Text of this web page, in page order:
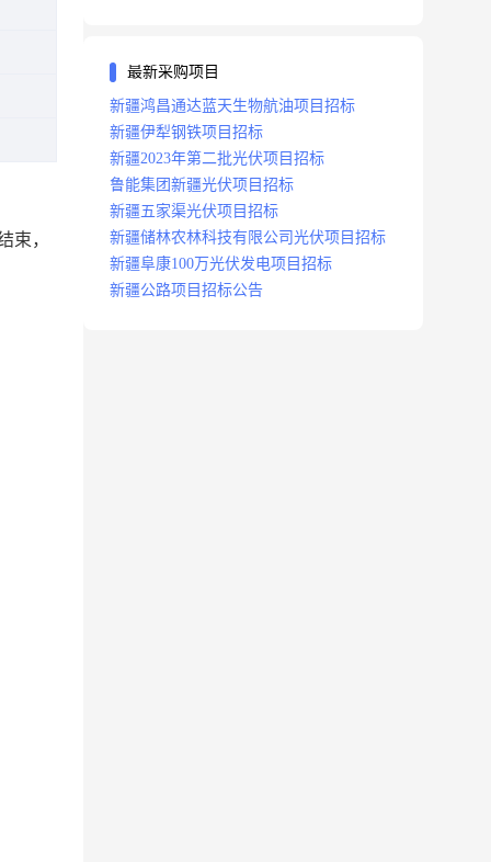
束，
最新采购项目
新疆鸿昌通达蓝天生物航油项目招标
新疆伊犁钢铁项目招标
新疆2023年第二批光伏项目招标
鲁能集团新疆光伏项目招标
新疆五家渠光伏项目招标
新疆储林农林科技有限公司光伏项目招标
新疆阜康100万光伏发电项目招标
新疆公路项目招标公告